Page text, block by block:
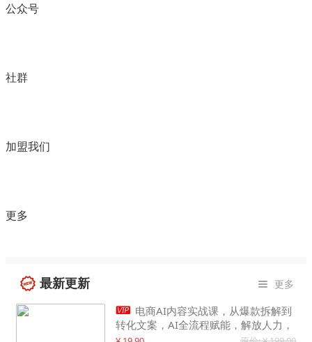
公众号
社群
加盟我们
更多
最新更新  更多
 电商AI内容实战课，从爆款拆解到
转化文案，AI全流程赋能，解放人力，
单月节省内容成本数万元